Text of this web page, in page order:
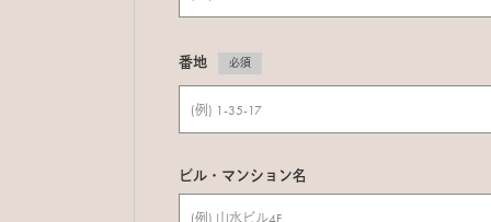
番地 必須
ビル・マンション名